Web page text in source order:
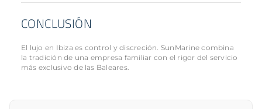
CONCLUSIÓN
El lujo en Ibiza es control y discreción. SunMarine combina
la tradición de una empresa familiar con el rigor del servicio
más exclusivo de las Baleares.